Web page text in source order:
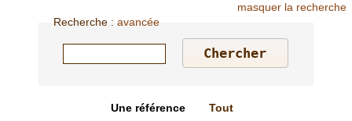
masquer la recherche
Recherche :avancée
Une référence Tout